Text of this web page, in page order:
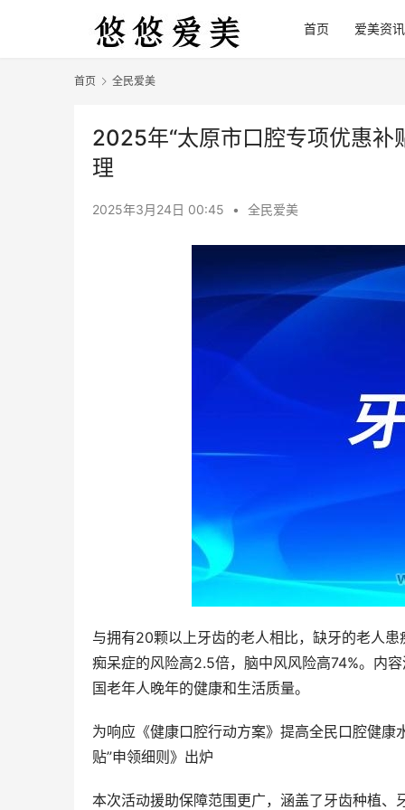
首页 爱美资讯
首页 全民爱美
2025年“太原市口腔专项优惠补
理
2025年3月24日 00:45 • 全民爱美
与拥有20颗以上牙齿的老人相比，缺牙的老人
痴呆症的风险高2.5倍，脑中风风险高74%。内
国老年人晚年的健康和生活质量。
为响应《健康口腔行动方案》提高全民口腔健
贴”申领细则》出炉
本次活动援助保障范围更广，涵盖了牙齿种植